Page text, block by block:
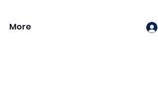
More